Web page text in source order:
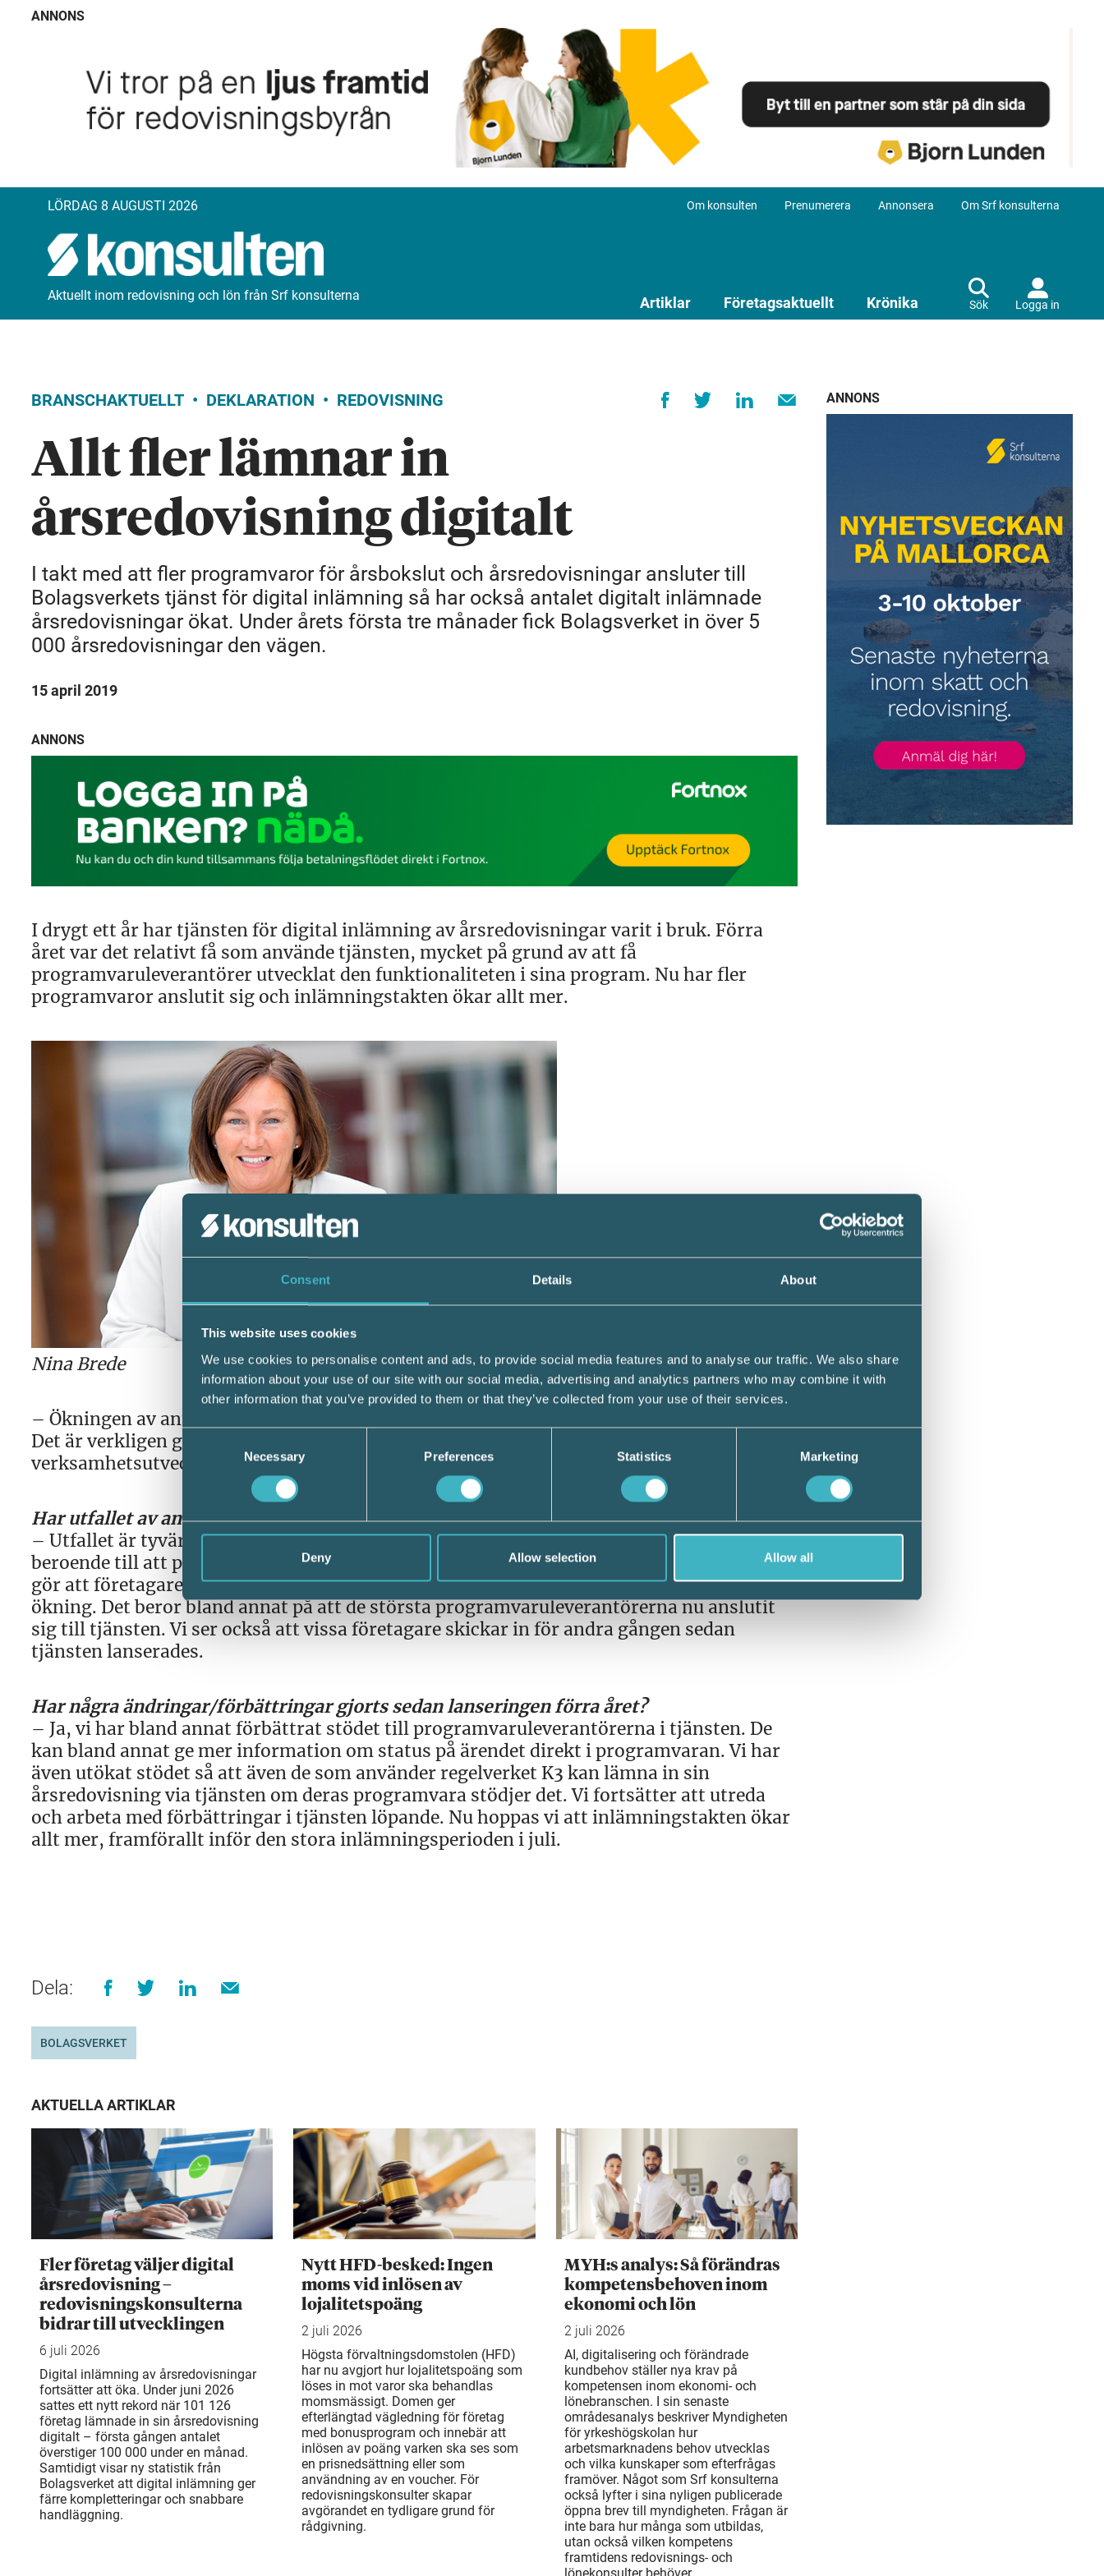
Consent Details About
This website uses cookies
We use cookies to personalise content and ads, to provide social media features and to analyse our traffic. We also share
information about your use of our site with our social media, advertising and analytics partners who may combine it with
other information that you’ve provided to them or that they’ve collected from your use of their services.
Consent
Selection
Necessary Preferences Statistics Marketing
Deny Allow selection Allow all
ANNONS
LÖRDAG 8 AUGUSTI 2026 Om konsulten Prenumerera Annonsera Om Srf konsulterna
Aktuellt inom redovisning och lön från Srf konsulterna Artiklar Företagsaktuellt Krönika Sök Logga in
BRANSCHAKTUELLT DEKLARATION REDOVISNING
Allt fler lämnar in
årsredovisning digitalt
I takt med att fler programvaror för årsbokslut och årsredovisningar ansluter till
Bolagsverkets tjänst för digital inlämning så har också antalet digitalt inlämnade
årsredovisningar ökat. Under årets första tre månader fick Bolagsverket in över 5
000 årsredovisningar den vägen.
15 april 2019
ANNONS
I drygt ett år har tjänsten för digital inlämning av årsredovisningar varit i bruk. Förra
året var det relativt få som använde tjänsten, mycket på grund av att få
programvaruleverantörer utvecklat den funktionaliteten i sina program. Nu har fler
programvaror anslutit sig och inlämningstakten ökar allt mer.
Nina Brede
– Ökningen av antalet årsredovisningar som kommit in digitalt har varit stor sista tiden.
Det är verkligen glädjande att ökningen går snabbare och snabbare, säger Nina Brede,
verksamhetsutvecklare på Bolagsverket.
Har utfallet av antal användare blivit som ni tänkt?
– Utfallet är tyvärr mindre än vi räknat med, bland annat på grund av att vi har ett
beroende till att programvaruleverantörerna levererar funktionalitet (programvara) som
gör att företagare kan skicka in digitalt. Efter årsskiftet ser vi som sagt en ganska stor
ökning. Det beror bland annat på att de största programvaruleverantörerna nu anslutit
sig till tjänsten. Vi ser också att vissa företagare skickar in för andra gången sedan
tjänsten lanserades.
Har några ändringar/förbättringar gjorts sedan lanseringen förra året?
– Ja, vi har bland annat förbättrat stödet till programvaruleverantörerna i tjänsten. De
kan bland annat ge mer information om status på ärendet direkt i programvaran. Vi har
även utökat stödet så att även de som använder regelverket K3 kan lämna in sin
årsredovisning via tjänsten om deras programvara stödjer det. Vi fortsätter att utreda
och arbeta med förbättringar i tjänsten löpande. Nu hoppas vi att inlämningstakten ökar
allt mer, framförallt inför den stora inlämningsperioden i juli.
Dela:
BOLAGSVERKET
AKTUELLA ARTIKLAR
Fler företag väljer digital
årsredovisning –
redovisningskonsulterna
bidrar till utvecklingen
6 juli 2026
Digital inlämning av årsredovisningar
fortsätter att öka. Under juni 2026
sattes ett nytt rekord när 101 126
företag lämnade in sin årsredovisning
digitalt – första gången antalet
överstiger 100 000 under en månad.
Samtidigt visar ny statistik från
Bolagsverket att digital inlämning ger
färre kompletteringar och snabbare
handläggning.
Nytt HFD-besked: Ingen
moms vid inlösen av
lojalitetspoäng
2 juli 2026
Högsta förvaltningsdomstolen (HFD)
har nu avgjort hur lojalitetspoäng som
löses in mot varor ska behandlas
momsmässigt. Domen ger
efterlängtad vägledning för företag
med bonusprogram och innebär att
inlösen av poäng varken ska ses som
en prisnedsättning eller som
användning av en voucher. För
redovisningskonsulter skapar
avgörandet en tydligare grund för
rådgivning.
MYH:s analys: Så förändras
kompetensbehoven inom
ekonomi och lön
2 juli 2026
AI, digitalisering och förändrade
kundbehov ställer nya krav på
kompetensen inom ekonomi- och
lönebranschen. I sin senaste
områdesanalys beskriver Myndigheten
för yrkeshögskolan hur
arbetsmarknadens behov utvecklas
och vilka kunskaper som efterfrågas
framöver. Något som Srf konsulterna
också lyfter i sina nyligen publicerade
öppna brev till myndigheten. Frågan är
inte bara hur många som utbildas,
utan också vilken kompetens
framtidens redovisnings- och
lönekonsulter behöver.
ANNONS